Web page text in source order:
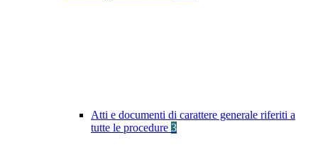
Atti e documenti di carattere generale riferiti a
tutte le procedure 3